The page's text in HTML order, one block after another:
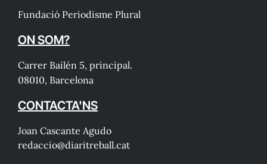
Fundació Periodisme Plural
ON SOM?
Carrer Bailén 5, principal.
08010, Barcelona
CONTACTA'NS
Joan Cascante Agudo
redaccio@diaritreball.cat